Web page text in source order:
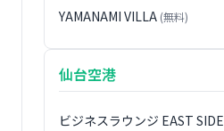
YAMANAMI VILLA (無料)
仙台空港
ビジネスラウンジ EAST SIDE